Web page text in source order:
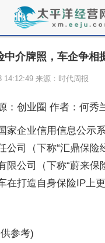
中介牌照，车企争相
14:12:49 来源：时代周报
：创业圈 作者：何秀
家企业信用信息公示
公司（下称“汇鼎保险
限公司（下称“蔚来保
在打造自身保险IP上更
参考)